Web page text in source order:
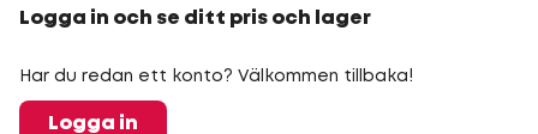
Logga in och se ditt pris och lager
Har du redan ett konto? Välkommen tillbaka!
Logga in